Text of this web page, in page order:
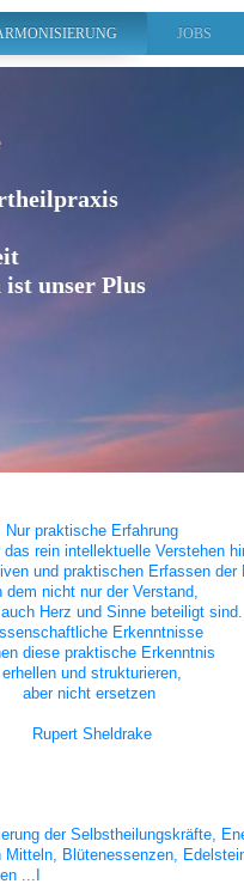
JOBS
unser Plus
Nur praktische Erfahrung
rein intellektuelle Verstehen
und praktischen Erfassen der
dem nicht nur der Verstand,
Herz und Sinne beteiligt sind.
Erkenntnisse
diese praktische Erkenntnis
erhellen und strukturieren,
aber nicht ersetzen
Rupert Sheldrake
der Selbstheilungskräfte,
Mitteln, Blütenessenzen,
...I